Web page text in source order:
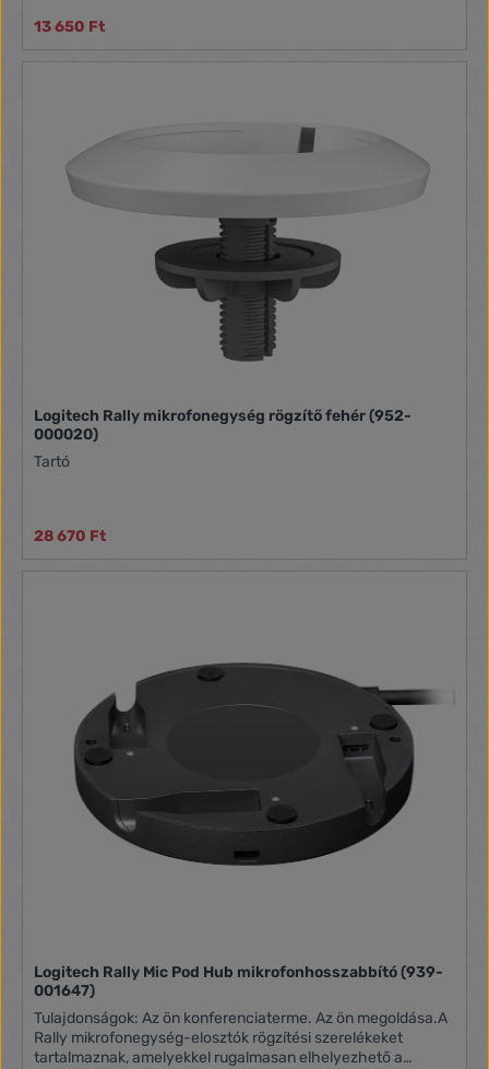
13 650 Ft
Logitech Rally mikrofonegység rögzítő fehér (952-
000020)
Tartó
28 670 Ft
Logitech Rally Mic Pod Hub mikrofonhosszabbító (939-
001647)
Tulajdonságok: Az ön konferenciaterme. Az ön megoldása.A
Rally mikrofonegység-elosztók rögzítési szerelékeket
tartalmaznak, amelyekkel rugalmasan elhelyezhető a